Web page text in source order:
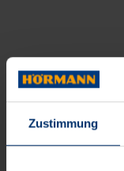
Zustimmung